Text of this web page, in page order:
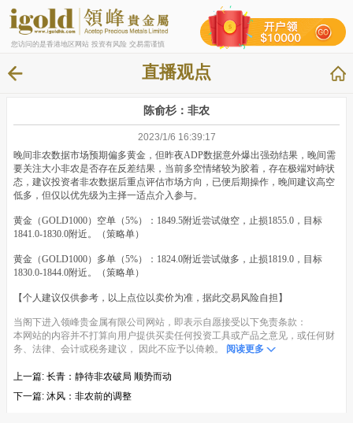
您访问的是香港地区网站 投资有风险 交易需谨慎
直播观点
陈俞杉：非农
2023/1/6 16:39:17
晚间非农数据市场预期偏多黄金，但昨夜ADP数据意外爆出强劲结果，晚间需
要关注大小非农是否存在反差结果，当前多空情绪较为胶着，存在极端对峙状
态，建议投资者非农数据后重点评估市场方向，已便后期操作，晚间建议高空
低多，但仅以优先级为主择一适点介入参与。
黄金（GOLD1000）空单（5%）：1849.5附近尝试做空，止损1855.0，目标
1841.0-1830.0附近。（策略单）
黄金（GOLD1000）多单（5%）：1824.0附近尝试做多，止损1819.0，目标
1830.0-1844.0附近。（策略单）
【个人建议仅供参考，以上点位以卖价为准，据此交易风险自担】
当阁下进入领峰贵金属有限公司网站，即表示自愿接受以下免责条款：
本网站的内容并不打算向用户提供买卖任何投资工具或产品之意见，或任何财
务、法律、会计或税务建议， 因此不应予以倚赖。
阅读更多
上一篇: 长青：静待非农破局 顺势而动
下一篇: 沐风：非农前的调整